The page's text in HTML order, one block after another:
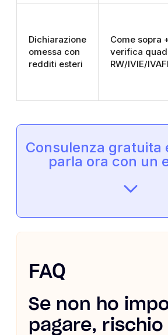
Dichiarazione
omessa con
redditi esteri
Come sopra
verifica
RW/IVIE/
Consulenza gratuita
parla ora con un
FAQ
Se non ho
pagare, rischio